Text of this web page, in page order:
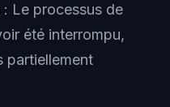
: Le processus de
été interrompu,
partiellement